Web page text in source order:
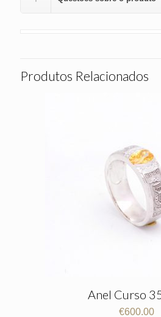
Produtos Relacionados
Anel Curso
€600.00